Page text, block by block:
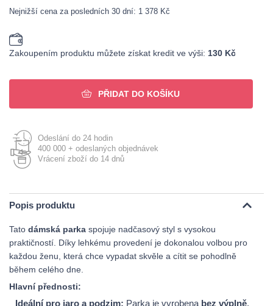
Nejnižší cena za posledních 30 dní: 1 378 Kč
Zakoupením produktu můžete získat kredit ve výši: 130 Kč
PŘIDAT DO KOŠÍKU
Odeslání do 24 hodin
400 000 + odeslaných objednávek
Vrácení zboží do 14 dnů
Popis produktu
Tato dámská parka spojuje nadčasový styl s vysokou
praktičností. Díky lehkému provedení je dokonalou volbou pro
každou ženu, která chce vypadat skvěle a cítit se pohodlně
během celého dne.
Hlavní přednosti:
Ideální pro jaro a podzim: Parka je vyrobena bez výplně,